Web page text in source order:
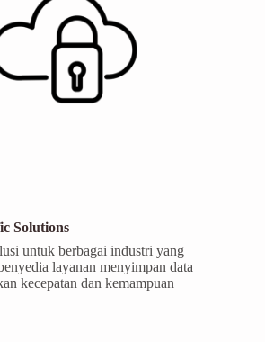
Solutions
untuk berbagai industri yang
layanan menyimpan data
kecepatan dan kemampuan